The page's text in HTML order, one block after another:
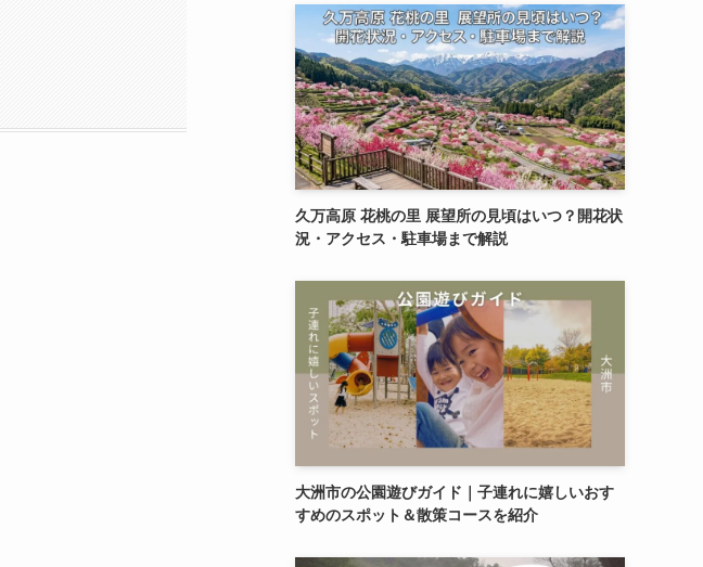
久万高原 花桃の里 展望所の見頃はいつ？開花状
況・アクセス・駐車場まで解説
大洲市の公園遊びガイド｜子連れに嬉しいおす
すめのスポット＆散策コースを紹介